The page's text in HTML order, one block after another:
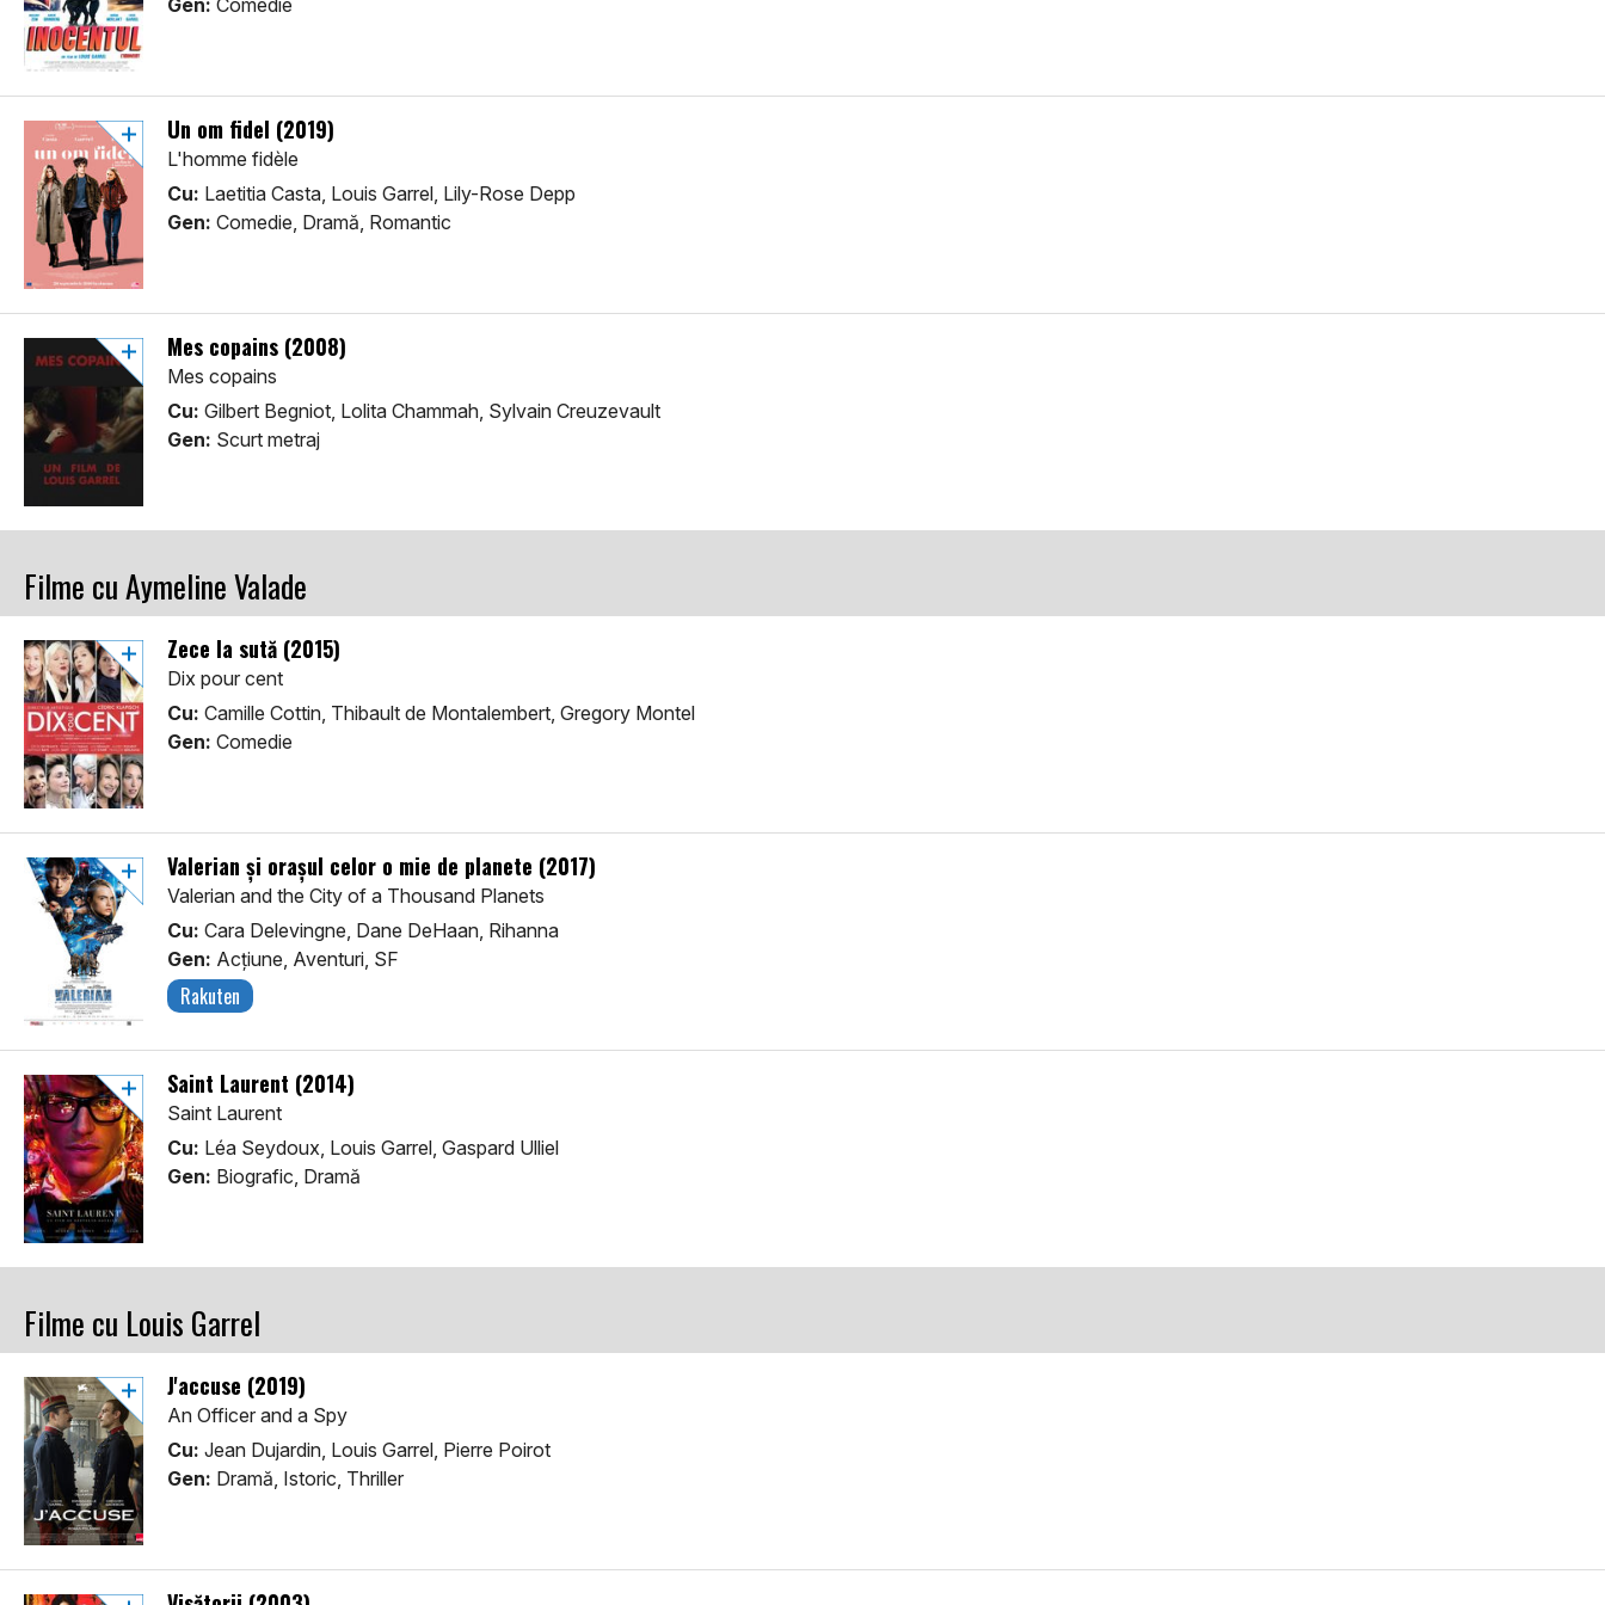
Gen: Comedie
Un om fidel (2019)
L'homme fidèle
Cu: Laetitia Casta, Louis Garrel, Lily-Rose Depp
Gen: Comedie, Dramă, Romantic
Mes copains (2008)
Mes copains
Cu: Gilbert Begniot, Lolita Chammah, Sylvain Creuzevault
Gen: Scurt metraj
Filme cu Aymeline Valade
Zece la sută (2015)
Dix pour cent
Cu: Camille Cottin, Thibault de Montalembert, Gregory Montel
Gen: Comedie
Valerian și orașul celor o mie de planete (2017)
Valerian and the City of a Thousand Planets
Cu: Cara Delevingne, Dane DeHaan, Rihanna
Gen: Acţiune, Aventuri, SF
Rakuten
Saint Laurent (2014)
Saint Laurent
Cu: Léa Seydoux, Louis Garrel, Gaspard Ulliel
Gen: Biografic, Dramă
Filme cu Louis Garrel
J'accuse (2019)
An Officer and a Spy
Cu: Jean Dujardin, Louis Garrel, Pierre Poirot
Gen: Dramă, Istoric, Thriller